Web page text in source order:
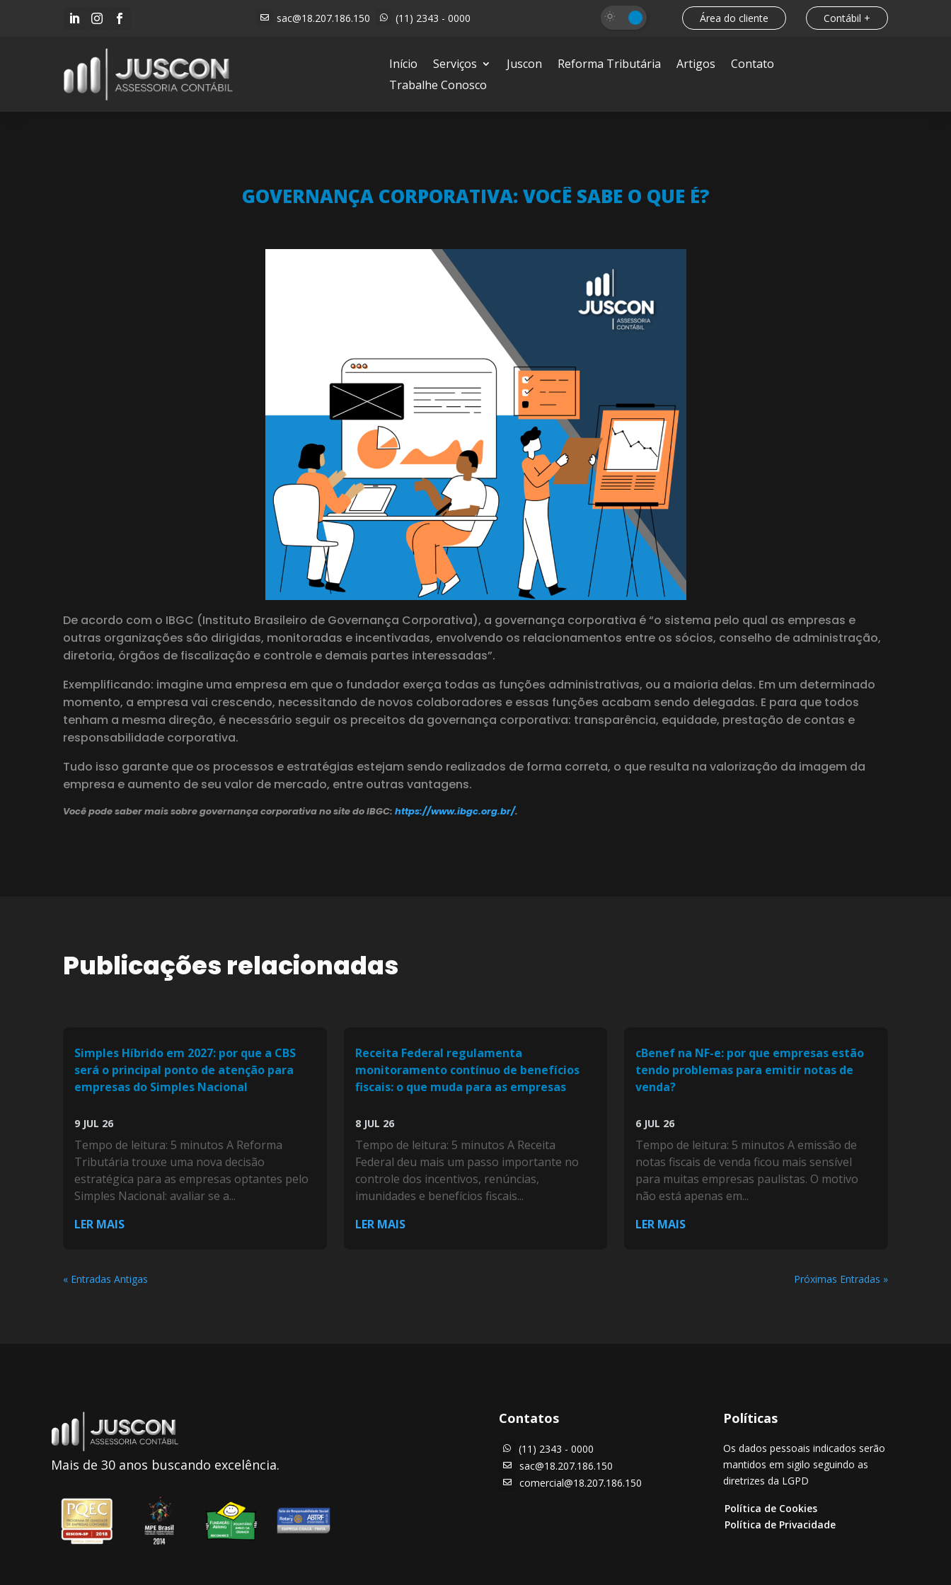
    sac@18.207.186.150  (11) 2343 - 0000 Área do cliente Contábil +
Início Serviços Juscon Reforma Tributária Artigos
Contato
Trabalhe Conosco
GOVERNANÇA CORPORATIVA: VOCÊ SABE O QUE É?
De acordo com o IBGC (Instituto Brasileiro de Governança Corporativa), a governança corporativa é “o sistema pelo qual as empresas e
outras organizações são dirigidas, monitoradas e incentivadas, envolvendo os relacionamentos entre os sócios, conselho de administração,
diretoria, órgãos de fiscalização e controle e demais partes interessadas”.
Exemplificando: imagine uma empresa em que o fundador exerça todas as funções administrativas, ou a maioria delas. Em um determinado
momento, a empresa vai crescendo, necessitando de novos colaboradores e essas funções acabam sendo delegadas. E para que todos
tenham a mesma direção, é necessário seguir os preceitos da governança corporativa: transparência, equidade, prestação de contas e
responsabilidade corporativa.
Tudo isso garante que os processos e estratégias estejam sendo realizados de forma correta, o que resulta na valorização da imagem da
empresa e aumento de seu valor de mercado, entre outras vantagens.
Você pode saber mais sobre governança corporativa no site do IBGC: https://www.ibgc.org.br/.
Publicações relacionadas
Simples Híbrido em 2027: por que a CBS
será o principal ponto de atenção para
empresas do Simples Nacional
9 JUL 26
Tempo de leitura: 5 minutos A Reforma
Tributária trouxe uma nova decisão
estratégica para as empresas optantes pelo
Simples Nacional: avaliar se a...
LER MAIS
Receita Federal regulamenta
monitoramento contínuo de benefícios
fiscais: o que muda para as empresas
8 JUL 26
Tempo de leitura: 5 minutos A Receita
Federal deu mais um passo importante no
controle dos incentivos, renúncias,
imunidades e benefícios fiscais...
LER MAIS
cBenef na NF-e: por que empresas estão
tendo problemas para emitir notas de
venda?
6 JUL 26
Tempo de leitura: 5 minutos A emissão de
notas fiscais de venda ficou mais sensível
para muitas empresas paulistas. O motivo
não está apenas em...
LER MAIS
« Entradas Antigas Próximas Entradas »
Mais de 30 anos buscando excelência.
Contatos
 (11) 2343 - 0000
 sac@18.207.186.150
 comercial@18.207.186.150
Políticas
Os dados pessoais indicados serão
mantidos em sigilo seguindo as
diretrizes da LGPD
Política de Cookies
Política de Privacidade